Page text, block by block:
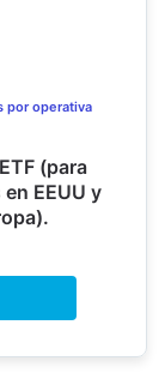
por operativa
(para
EEUU y